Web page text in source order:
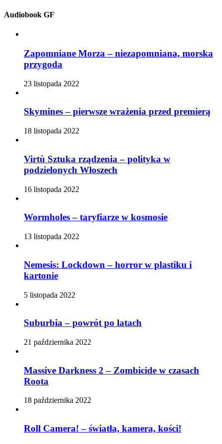
Audiobook GF
Zapomniane Morza – niezapomniana, morska
przygoda
23 listopada 2022
Skymines – pierwsze wrażenia przed premierą
18 listopada 2022
Virtù Sztuka rządzenia – polityka w
podzielonych Włoszech
16 listopada 2022
Wormholes – taryfiarze w kosmosie
13 listopada 2022
Nemesis: Lockdown – horror w plastiku i
kartonie
5 listopada 2022
Suburbia – powrót po latach
21 października 2022
Massive Darkness 2 – Zombicide w czasach
Roota
18 października 2022
Roll Camera! – światła, kamera, kości!